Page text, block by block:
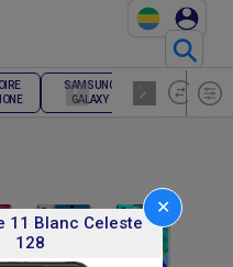
⚲
11 Blanc Celeste
128
✕
SAMSUNG
GALAXY
TELEPHONE
FIXE